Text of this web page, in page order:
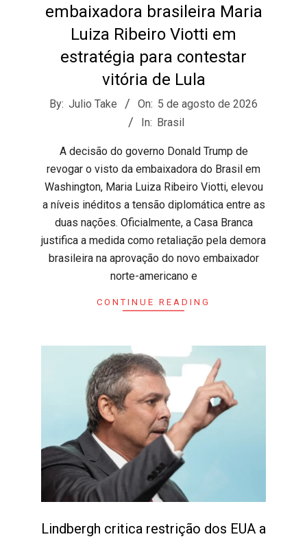
embaixadora brasileira Maria
Luiza Ribeiro Viotti em
estratégia para contestar
vitória de Lula
2026-
By: Julio Take On: 5 de agosto de 2026
In: Brasil
​A decisão do governo Donald Trump de
revogar o visto da embaixadora do Brasil em
Washington, Maria Luiza Ribeiro Viotti, elevou
a níveis inéditos a tensão diplomática entre as
duas nações. Oficialmente, a Casa Branca
justifica a medida como retaliação pela demora
brasileira na aprovação do novo embaixador
norte-americano e
CONTINUE READING
Lindbergh critica restrição dos EUA a